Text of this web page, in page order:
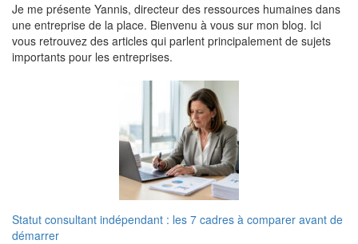
Je me présente Yannis, directeur des ressources humaines dans
une entreprise de la place. Bienvenu à vous sur mon blog. Ici
vous retrouvez des articles qui parlent principalement de sujets
importants pour les entreprises.
Statut consultant indépendant : les 7 cadres à comparer avant de
démarrer